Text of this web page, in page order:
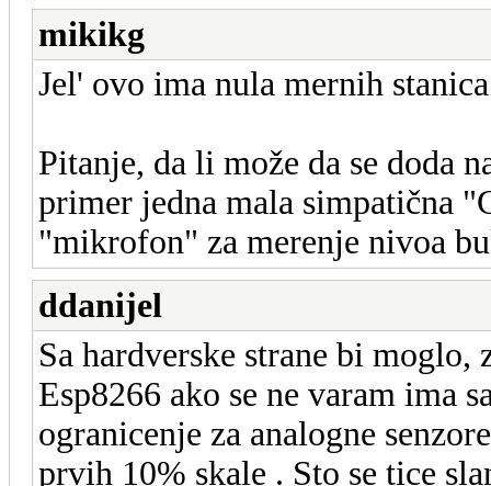
mikikg
Jel' ovo ima nula mernih
Pitanje, da li može da se doda
primer jedna mala simpatična
"mikrofon" za merenje nivoa
ddanijel
Sa hardverske strane bi
Esp8266 ako se ne varam ima
ogranicenje za analogne
prvih 10% skale . Sto se tice